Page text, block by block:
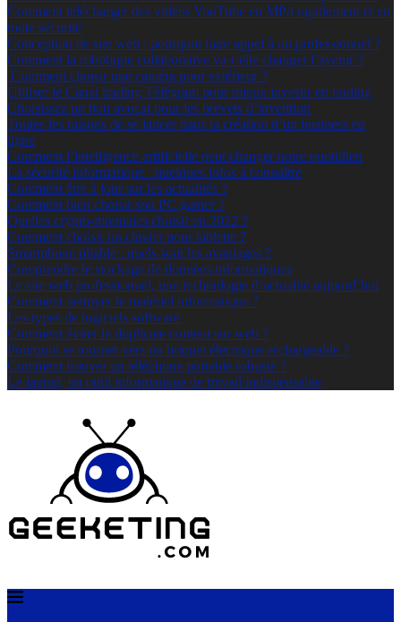
Comment télécharger des vidéos YouTube en MP4 rapidement et en
toute sécurité
Conception de site web : pourquoi faire appel à un professionnel ?
Comment la robotique collaborative va-t-elle changer l’avenir ?
Comment choisir une caméra pour extérieur ?
Utiliser le Canal trading Télégram pour mieux investir en trading
Choisissez un bon avocat pour les brevets d’invention
Toutes les raisons de se lancer dans la création d’un business en
ligne
Comment l’intelligence artificielle peut changer notre quotidien
La sécurité informatique : quelques infos à connaître
Comment être à jour sur les actualités ?
Comment bien choisir son PC gamer ?
Quelles crypto-monnaies choisir en 2022 ?
Comment choisir un clavier pour tablette ?
Smartphone pliable : quels sont les avantages ?
Comprendre le stockage de données informatiques
Le site web professionnel, une technologie d’actualité aujourd’hui
Comment nettoyer le matériel informatique ?
Les types de logiciels software
Comment éviter le duplicate content sur web ?
Pourquoi se tourner vers un briquet électrique rechargeable ?
Comment trouver un téléphone portable robuste ?
Le laptop, un outil informatique de travail indispensable